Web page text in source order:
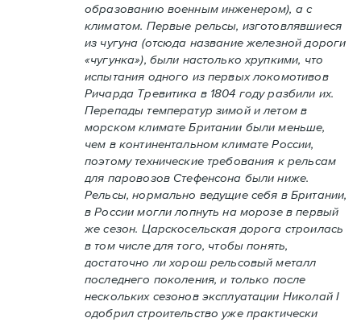
образованию военным инженером), а с
климатом. Первые рельсы, изготовлявшиеся
из чугуна (отсюда название железной дороги
«чугунка»), были настолько хрупкими, что
испытания одного из первых локомотивов
Ричарда Тревитика в 1804 году разбили их.
Перепады температур зимой и летом в
морском климате Британии были меньше,
чем в континентальном климате России,
поэтому технические требования к рельсам
для паровозов Стефенсона были ниже.
Рельсы, нормально ведущие себя в Британии,
в России могли лопнуть на морозе в первый
же сезон. Царскосельская дорога строилась
в том числе для того, чтобы понять,
достаточно ли хорош рельсовый металл
последнего поколения, и только после
нескольких сезонов эксплуатации Николай I
одобрил строительство уже практически